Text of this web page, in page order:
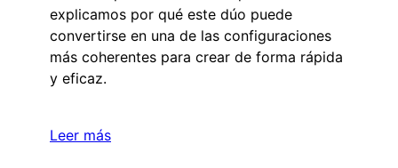
explicamos por qué este dúo puede
convertirse en una de las configuraciones
más coherentes para crear de forma rápida
y eficaz.
Leer más